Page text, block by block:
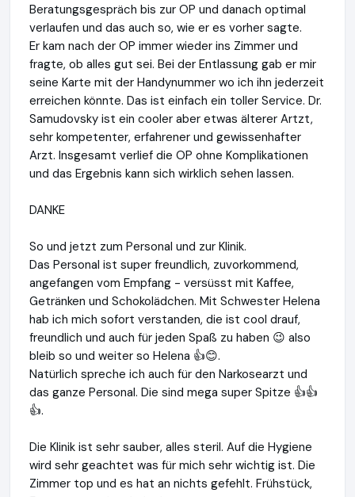
Beratungsgespräch bis zur OP und danach optimal
verlaufen und das auch so, wie er es vorher sagte.
Er kam nach der OP immer wieder ins Zimmer und
fragte, ob alles gut sei. Bei der Entlassung gab er mir
seine Karte mit der Handynummer wo ich ihn jederzeit
erreichen könnte. Das ist einfach ein toller Service. Dr.
Samudovsky ist ein cooler aber etwas älterer Artzt,
sehr kompetenter, erfahrener und gewissenhafter
Arzt. Insgesamt verlief die OP ohne Komplikationen
und das Ergebnis kann sich wirklich sehen lassen.
DANKE
So und jetzt zum Personal und zur Klinik.
Das Personal ist super freundlich, zuvorkommend,
angefangen vom Empfang - versüsst mit Kaffee,
Getränken und Schokolädchen. Mit Schwester Helena
hab ich mich sofort verstanden, die ist cool drauf,
freundlich und auch für jeden Spaß zu haben 😉 also
bleib so und weiter so Helena 👍😊.
Natürlich spreche ich auch für den Narkosearzt und
das ganze Personal. Die sind mega super Spitze 👍👍
👍.
Die Klinik ist sehr sauber, alles steril. Auf die Hygiene
wird sehr geachtet was für mich sehr wichtig ist. Die
Zimmer top und es hat an nichts gefehlt. Frühstück,